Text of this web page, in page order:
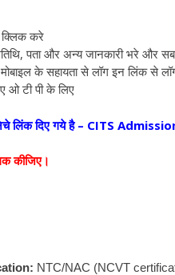
करे
पता और अन्य जानकारी भरे और
के सहायता से लॉग इन लिंक से
ओ टी पी के लिए
लिंक दिए गये है – CITS
कीजिए।
NTC/NAC (NCVT